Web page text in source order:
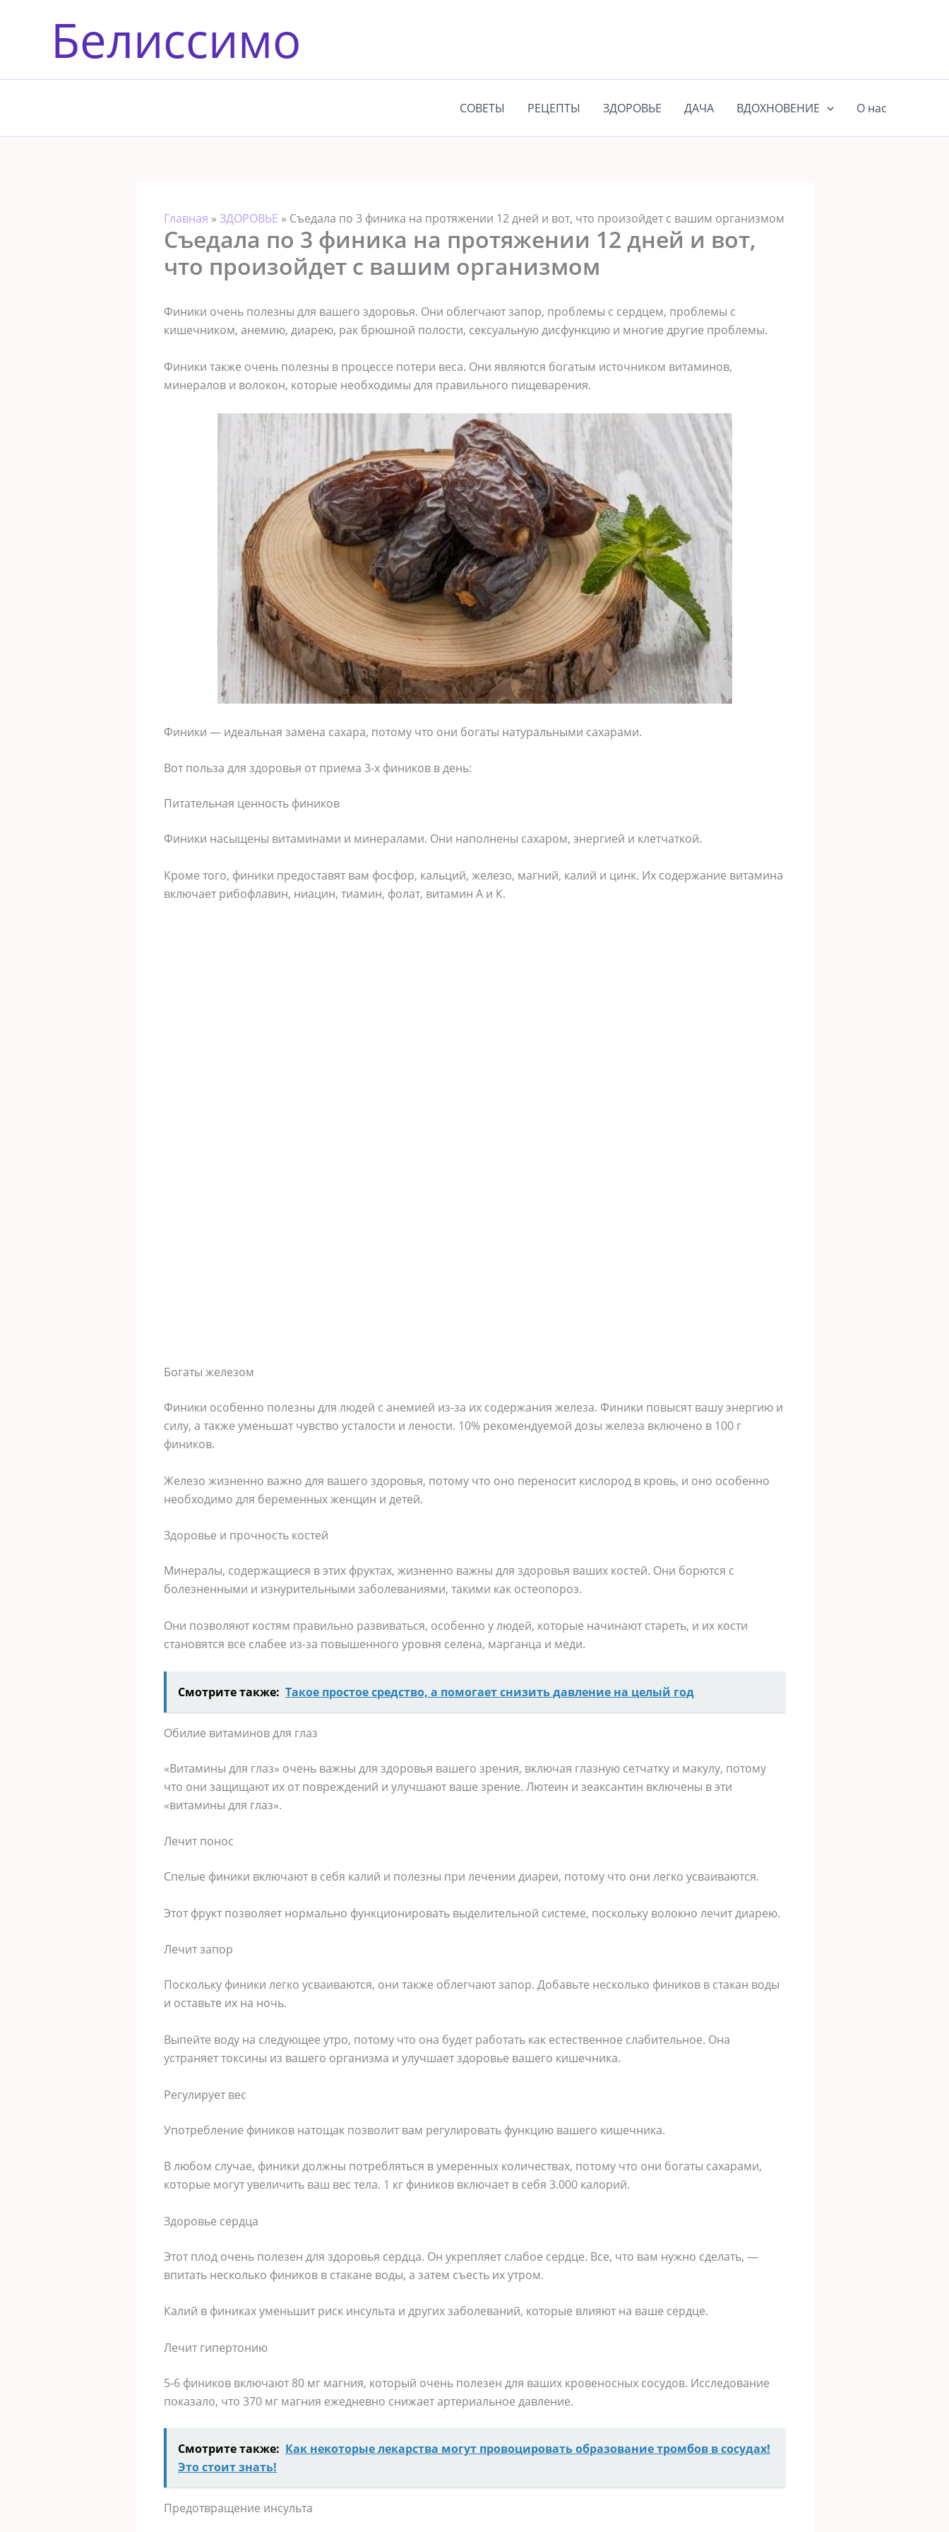
содержимомуБелиссимо
СОВЕТЫ РЕЦЕПТЫ ЗДОРОВЬЕ ДАЧА ВДОХНОВЕНИЕ О нас
Главная » ЗДОРОВЬЕ » Съедала по 3 финика на протяжении 12 дней и вот, что произойдет с вашим организмом
Съедала по 3 финика на протяжении 12 дней и вот,
что произойдет с вашим организмом
Финики очень полезны для вашего здоровья. Они облегчают запор, проблемы с сердцем, проблемы с
кишечником, анемию, диарею, рак брюшной полости, сексуальную дисфункцию и многие другие проблемы.
Финики также очень полезны в процессе потери веса. Они являются богатым источником витаминов,
минералов и волокон, которые необходимы для правильного пищеварения.
Финики — идеальная замена сахара, потому что они богаты натуральными сахарами.
Вот польза для здоровья от приема 3-х фиников в день:
Питательная ценность фиников
Финики насыщены витаминами и минералами. Они наполнены сахаром, энергией и клетчаткой.
Кроме того, финики предоставят вам фосфор, кальций, железо, магний, калий и цинк. Их содержание витамина
включает рибофлавин, ниацин, тиамин, фолат, витамин А и К.
Богаты железом
Финики особенно полезны для людей с анемией из-за их содержания железа. Финики повысят вашу энергию и
силу, а также уменьшат чувство усталости и лености. 10% рекомендуемой дозы железа включено в 100 г
фиников.
Железо жизненно важно для вашего здоровья, потому что оно переносит кислород в кровь, и оно особенно
необходимо для беременных женщин и детей.
Здоровье и прочность костей
Минералы, содержащиеся в этих фруктах, жизненно важны для здоровья ваших костей. Они борются с
болезненными и изнурительными заболеваниями, такими как остеопороз.
Они позволяют костям правильно развиваться, особенно у людей, которые начинают стареть, и их кости
становятся все слабее из-за повышенного уровня селена, марганца и меди.
Смотрите также: Такое простое средство, а помогает снизить давление на целый год
Обилие витаминов для глаз
«Витамины для глаз» очень важны для здоровья вашего зрения, включая глазную сетчатку и макулу, потому
что они защищают их от повреждений и улучшают ваше зрение. Лютеин и зеаксантин включены в эти
«витамины для глаз».
Лечит понос
Спелые финики включают в себя калий и полезны при лечении диареи, потому что они легко усваиваются.
Этот фрукт позволяет нормально функционировать выделительной системе, поскольку волокно лечит диарею.
Лечит запор
Поскольку финики легко усваиваются, они также облегчают запор. Добавьте несколько фиников в стакан воды
и оставьте их на ночь.
Выпейте воду на следующее утро, потому что она будет работать как естественное слабительное. Она
устраняет токсины из вашего организма и улучшает здоровье вашего кишечника.
Регулирует вес
Употребление фиников натощак позволит вам регулировать функцию вашего кишечника.
В любом случае, финики должны потребляться в умеренных количествах, потому что они богаты сахарами,
которые могут увеличить ваш вес тела. 1 кг фиников включает в себя 3.000 калорий.
Здоровье сердца
Этот плод очень полезен для здоровья сердца. Он укрепляет слабое сердце. Все, что вам нужно сделать, —
впитать несколько фиников в стакане воды, а затем съесть их утром.
Калий в финиках уменьшит риск инсульта и других заболеваний, которые влияют на ваше сердце.
Лечит гипертонию
5-6 фиников включают 80 мг магния, который очень полезен для ваших кровеносных сосудов. Исследование
показало, что 370 мг магния ежедневно снижает артериальное давление.
Смотрите также: Как некоторые лекарства могут провоцировать образование тромбов в сосудах!
Это стоит знать!
Предотвращение инсульта